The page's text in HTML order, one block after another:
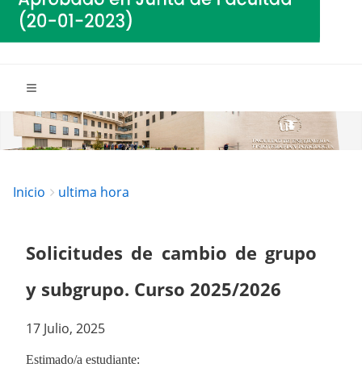
Breadcrumbs
You
Inicio ultima hora
Solicitudes de cambio de grupo
y subgrupo. Curso 2025/2026
17 Julio, 2025
Estimado/a estudiante: